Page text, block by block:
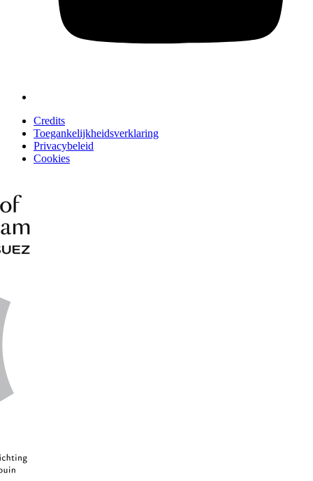
Credits
Toegankelijkheidsverklaring
Privacybeleid
Cookies